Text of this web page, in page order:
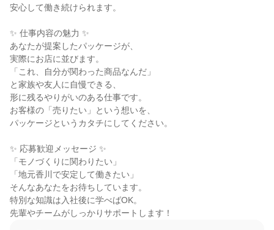
安心して働き続けられます。
✨ 仕事内容の魅力 ✨
あなたが提案したパッケージが、
実際にお店に並びます。
「これ、自分が関わった商品なんだ」
と家族や友人に自慢できる、
形に残るやりがいのある仕事です。
お客様の「売りたい」という想いを、
パッケージというカタチにしてください。
✨ 応募歓迎メッセージ ✨
「モノづくりに関わりたい」
「地元香川で安定して働きたい」
そんなあなたをお待ちしています。
特別な知識は入社後に学べばOK。
先輩やチームがしっかりサポートします！